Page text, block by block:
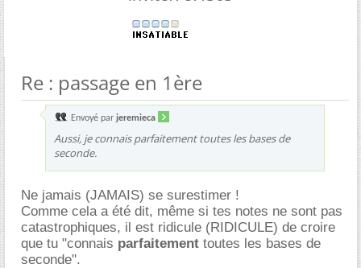
Re : passage en 1ère
Envoyé par jeremieca
Aussi, je connais parfaitement toutes les bases de
seconde.
Ne jamais (JAMAIS) se surestimer !
Comme cela a été dit, même si tes notes ne sont pas
catastrophiques, il est ridicule (RIDICULE) de croire
que tu "connais parfaitement toutes les bases de
seconde".